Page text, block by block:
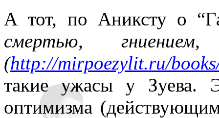
А тот, по Аниксту о
смертью, гниением,
(http://mirpoezylit.ru/
такие ужасы у Зуева.
оптимизма